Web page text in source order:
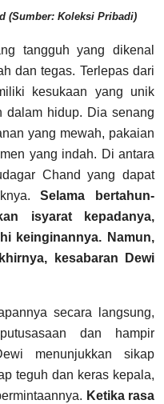
(Sumber: Koleksi Pribadi)
tangguh yang dikenal
dan tegas. Terlepas dari
kesukaan yang unik
dalam hidup. Dia senang
yang mewah, pakaian
yang indah. Di antara
Chand yang dapat
Selama bertahun-
isyarat kepadanya,
keinginannya. Namun,
kesabaran Dewi
secara langsung,
dan hampir
menunjukkan sikap
teguh dan keras kepala,
Ketika rasa